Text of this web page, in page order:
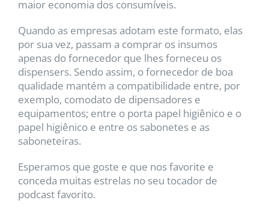
maior economia dos consumíveis.
Quando as empresas adotam este formato, elas
por sua vez, passam a comprar os insumos
apenas do fornecedor que lhes forneceu os
dispensers. Sendo assim, o fornecedor de boa
qualidade mantém a compatibilidade entre, por
exemplo, comodato de dipensadores e
equipamentos; entre o porta papel higiênico e o
papel higiênico e entre os sabonetes e as
saboneteiras.
Esperamos que goste e que nos favorite e
conceda muitas estrelas no seu tocador de
podcast favorito.